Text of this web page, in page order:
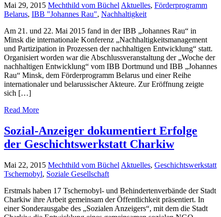
Mai 29, 2015 Mechthild vom Büchel Aktuelles, Förderprogramm
Belarus, IBB "Johannes Rau", Nachhaltigkeit
Am 21. und 22. Mai 2015 fand in der IBB „Johannes Rau“ in
Minsk die internationale Konferenz „Nachhaltigkeitsmanagement
und Partizipation in Prozessen der nachhaltigen Entwicklung“ statt.
Organisiert worden war die Abschlussveranstaltung der „Woche der
nachhaltigen Entwicklung“ vom IBB Dortmund und IBB „Johannes
Rau“ Minsk, dem Förderprogramm Belarus und einer Reihe
internationaler und belarussischer Akteure. Zur Eröffnung zeigte
sich […]
Read More
Sozial-Anzeiger dokumentiert Erfolge
der Geschichtswerkstatt Charkiw
Mai 22, 2015 Mechthild vom Büchel Aktuelles, Geschichtswerkstatt
Tschernobyl, Soziale Gesellschaft
Erstmals haben 17 Tschernobyl- und Behindertenverbände der Stadt
Charkiw ihre Arbeit gemeinsam der Öffentlichkeit präsentiert. In
einer Sonderausgabe des „Sozialen Anzeigers“, mit dem die Stadt